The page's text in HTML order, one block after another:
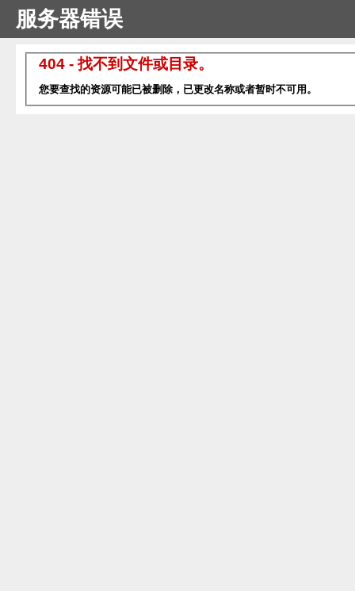
服务器错误
404 - 找不到文件或目录。
您要查找的资源可能已被删除，已更改名称或者暂时不可用。